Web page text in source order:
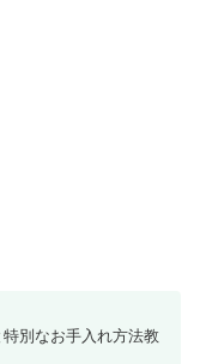
別なお手入れ方法教